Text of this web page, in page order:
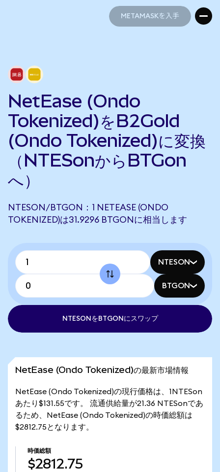
METAMASKを入手
NetEase (Ondo
Tokenized)をB2Gold
(Ondo Tokenized)に変換
（NTESonからBTGon
へ）
NTESON/BTGON：1 NETEASE (ONDO
TOKENIZED)は31.9296 BTGONに相当します
NTESON
BTGON
NTESONをBTGONにスワップ
NetEase (Ondo Tokenized)の最新市場情報
NetEase (Ondo Tokenized)の現行価格は、1NTESon
あたり$131.55です。 流通供給量が21.36 NTESonであ
るため、NetEase (Ondo Tokenized)の時価総額は
$2812.75となります。
時価総額
$2812.75